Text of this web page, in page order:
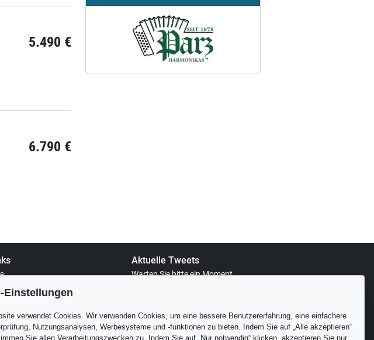
5.490 €
6.790 €
Hinweises
Einstellungen
Aktuelle Tweets
Warten Sie bitte ein Moment..
Einstellungen
verwendet Cookies. Wir verwenden Cookies, um eine bessere Benutzererfahrung, eine einfachere
Nutzungsanalysen, Werbesysteme und -funktionen zu bieten. Indem Sie auf „Alle akzeptieren“
Sie allen Verarbeitungszwecken zu. Indem Sie auf „Nur notwendig“ klicken, akzeptieren Sie nur